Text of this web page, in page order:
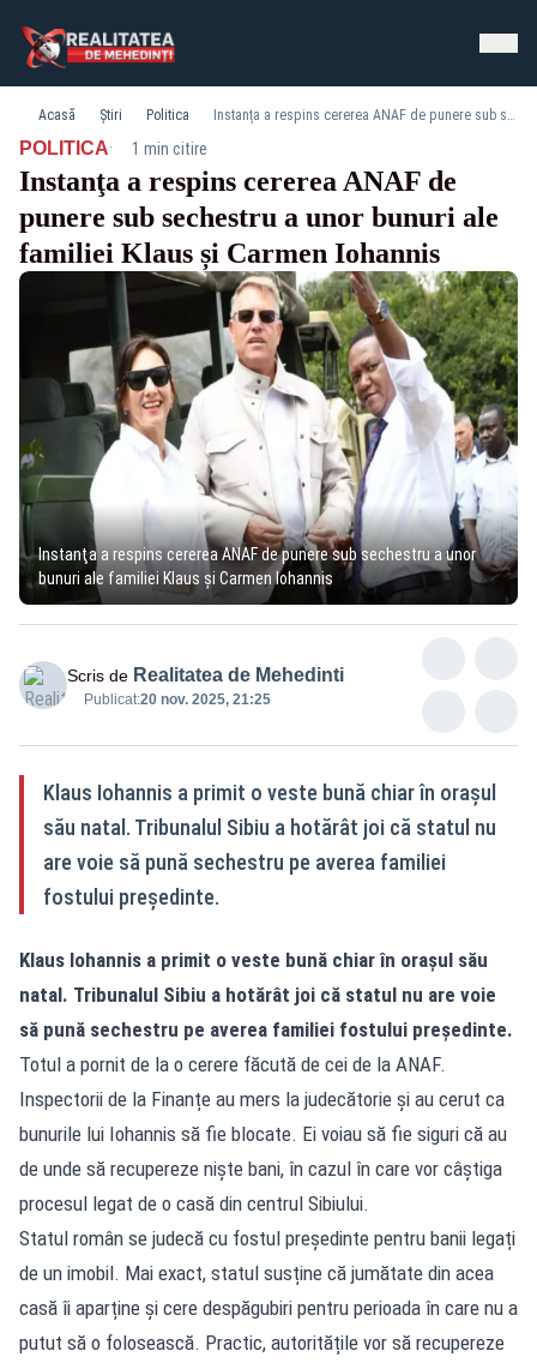
Acasă Știri Politica Instanţa a respins cererea ANAF de punere sub sechestru a unor bunuri ale familiei Klaus și Carmen Iohannis
POLITICA· 1 min citire
Instanţa a respins cererea ANAF de
punere sub sechestru a unor bunuri ale
familiei Klaus și Carmen Iohannis
Instanţa a respins cererea ANAF de punere sub sechestru a unor
bunuri ale familiei Klaus și Carmen Iohannis
Scris de Realitatea de Mehedinti
Publicat:20 nov. 2025, 21:25
Klaus Iohannis a primit o veste bună chiar în orașul
său natal. Tribunalul Sibiu a hotărât joi că statul nu
are voie să pună sechestru pe averea familiei
fostului președinte.
Klaus Iohannis a primit o veste bună chiar în orașul său
natal. Tribunalul Sibiu a hotărât joi că statul nu are voie
să pună sechestru pe averea familiei fostului președinte.
Totul a pornit de la o cerere făcută de cei de la ANAF.
Inspectorii de la Finanțe au mers la judecătorie și au cerut ca
bunurile lui Iohannis să fie blocate. Ei voiau să fie siguri că au
de unde să recupereze niște bani, în cazul în care vor câștiga
procesul legat de o casă din centrul Sibiului.
Statul român se judecă cu fostul președinte pentru banii legați
de un imobil. Mai exact, statul susține că jumătate din acea
casă îi aparține și cere despăgubiri pentru perioada în care nu a
putut să o folosească. Practic, autoritățile vor să recupereze